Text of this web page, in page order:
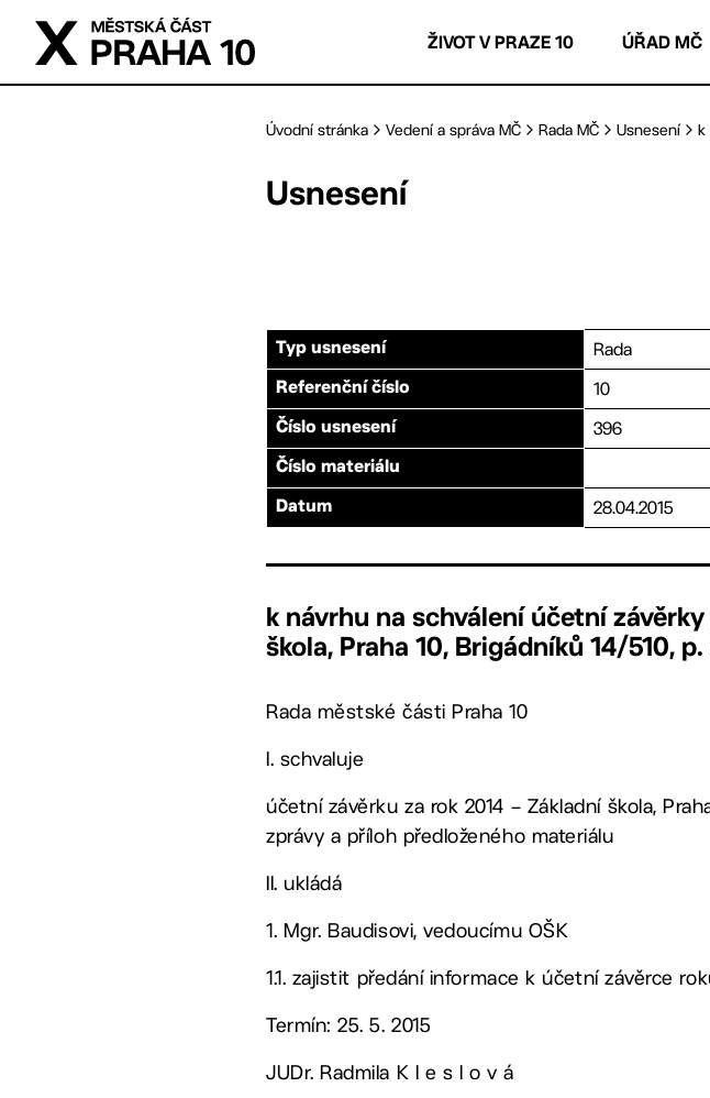
Přejít na hlavní obsah
ŽIVOT V PRAZE 10 ÚŘAD MČ
Úvodní stránka Vedení a správa MČ Rada MČ Usnesení k
Usnesení
Typ usnesení Rada
Referenční číslo 10
Číslo usnesení 396
Číslo materiálu
Datum 28.04.2015
k návrhu na schválení účetní
škola, Praha 10, Brigádníků 14/510, p.
Rada městské části Praha 10
I. schvaluje
účetní závěrku za rok 2014 – Základní škola,
zprávy a příloh předloženého materiálu
II. ukládá
1. Mgr. Baudisovi, vedoucímu OŠK
1.1. zajistit předání informace k účetní závěrce
Termín: 25. 5. 2015
JUDr. Radmila K l e s l o v á